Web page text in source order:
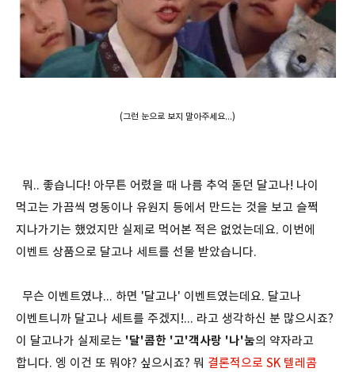
(그런 눈으로 보지 말아주세요...)
뭐.. 좋습니다! 아무튼 어렸을 때 나름 추억 돋던 달고나! 나이
먹고는 가끔씩 명동이나 유원지 등에서 만드는 것을 보고 슬쩍
지나가기는 했었지만 실제로 먹어본 적은 없었는데요. 이번에
이벤트 상품으로 달고나 세트를 선물 받았습니다.
무슨 이벤트였냐... 하면 '달고나' 이벤트였는데요. 달고나
이벤트니까 달고나 세트를 주겠지!... 라고 생각하신 분 많으시죠?
이 달고나가 실제로는 '달'콤한 '고'객사랑 '나'눔의 약자라고
합니다. 엥 이건 또 뭐야? 싶으시죠? 뭐 결론적으로 SK 텔레콤